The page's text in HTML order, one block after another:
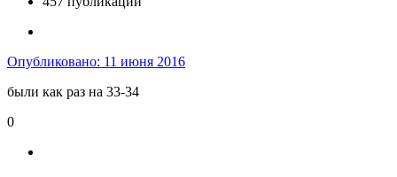
Опубликовано: 11 июня 2016
были как раз на 33-34
0